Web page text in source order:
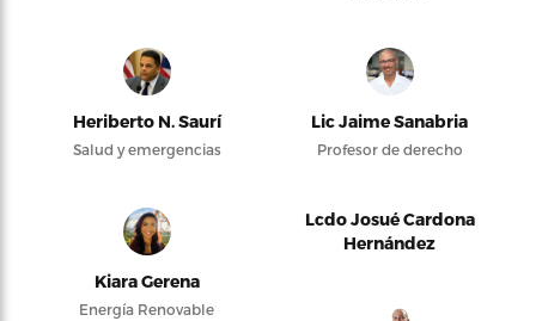
Heriberto N. Saurí
Salud y emergencias
Lic Jaime Sanabria
Profesor de derecho
Kiara Gerena
Energía Renovable
Lcdo Josué Cardona
Hernández